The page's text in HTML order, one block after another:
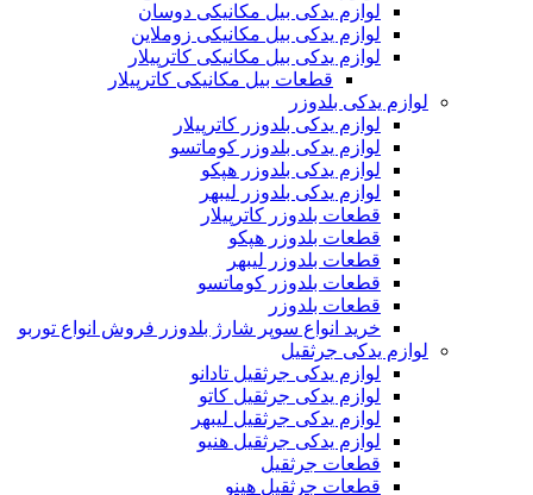
لوازم یدکی بیل مکانیکی دوسان
لوازم یدکی بیل مکانیکی زوملاین
لوازم یدکی بیل مکانیکی کاترپیلار
قطعات بیل مکانیکی کاترپیلار
لوازم یدکی بلدوزر
لوازم یدکی بلدوزر کاترپیلار
لوازم یدکی بلدوزر کوماتسو
لوازم یدکی بلدوزر هپکو
لوازم یدکی بلدوزر لیبهر
قطعات بلدوزر کاترپیلار
قطعات بلدوزر هپکو
قطعات بلدوزر لیبهر
قطعات بلدوزر کوماتسو
قطعات بلدوزر
خرید انواع سوپر شارژ بلدوزر فروش انواع توربو
لوازم یدکی جرثقیل
لوازم یدکی جرثقیل تادانو
لوازم یدکی جرثقیل کاتو
لوازم یدکی جرثقیل لیبهر
لوازم یدکی جرثقیل هنیو
قطعات جرثقیل
قطعات جرثقیل هینو